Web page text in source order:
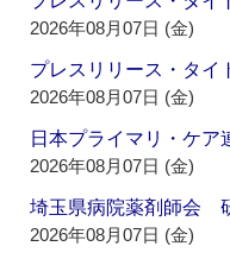
2026年08月07日 (金)
プレスリリース・タ
2026年08月07日 (金)
日本プライマリ・ケ
2026年08月07日 (金)
埼玉県病院薬剤師会
2026年08月07日 (金)